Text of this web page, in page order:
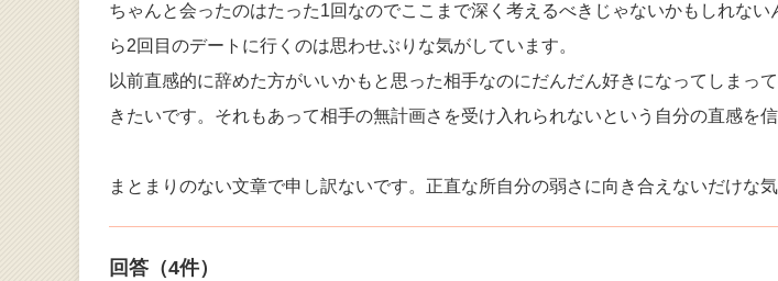
ちゃんと会ったのはたった1回なのでここまで深く考えるべきじゃないかもしれな
ら2回目のデートに行くのは思わせぶりな気がしています。
以前直感的に辞めた方がいいかもと思った相手なのにだんだん好きになってしまっ
きたいです。それもあって相手の無計画さを受け入れられないという自分の直感を
まとまりのない文章で申し訳ないです。正直な所自分の弱さに向き合えないだけな気
回答（4件）